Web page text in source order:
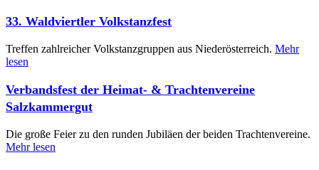
33. Waldviertler Volkstanzfest
Treffen zahlreicher Volkstanzgruppen aus Niederösterreich. Mehr
lesen
Verbandsfest der Heimat- & Trachtenvereine
Salzkammergut
Die große Feier zu den runden Jubiläen der beiden Trachtenvereine.
Mehr lesen